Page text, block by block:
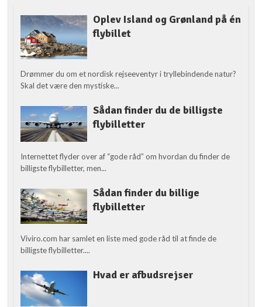
Oplev Island og Grønland på én
flybillet
Drømmer du om et nordisk rejseeventyr i tryllebindende natur?
Skal det være den mystiske...
Sådan finder du de billigste
flybilletter
Internettet flyder over af “gode råd” om hvordan du finder de
billigste flybilletter, men...
Sådan finder du billige
flybilletter
Viviro.com har samlet en liste med gode råd til at finde de
billigste flybilletter....
Hvad er afbudsrejser